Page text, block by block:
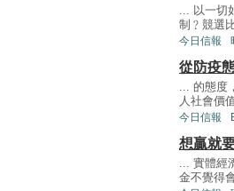
... 以一切
制﹖競選
今日信報
從防疫
... 的態度
人社會價
今日信報
想贏就
... 實體經
金不覺得